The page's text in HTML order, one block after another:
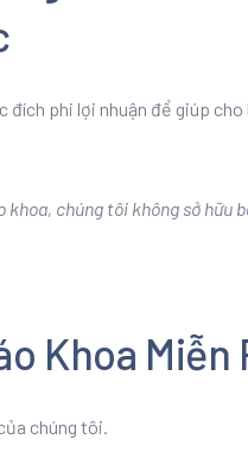
đích phi lợi nhuận để giúp
chúng tôi không sở hữu
Khoa Miễn
chúng tôi.